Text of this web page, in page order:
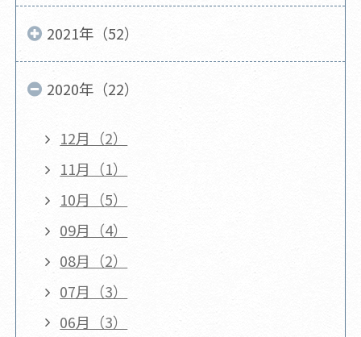
2021年（52）
2020年（22）
12月（2）
11月（1）
10月（5）
09月（4）
08月（2）
07月（3）
06月（3）